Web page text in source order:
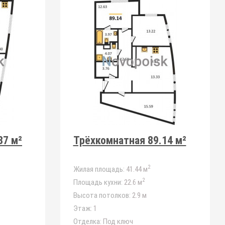
м² Трёхкомнатная 89.14 м²
Жилая площадь: 41.44 м2
Площадь кухни: 22.6 м2
Высота потолков: 2.9 м
Этаж: 1
Отделка: Под ключ